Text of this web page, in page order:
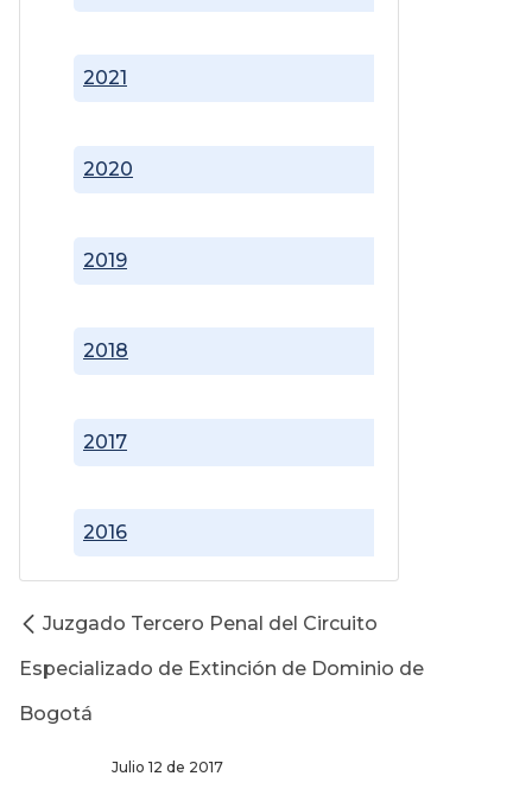
2016
2017
2018
2019
2020
2021
Juzgado Tercero Penal del Circuito
Especializado de Extinción de Dominio de
Bogotá
Julio 12 de 2017